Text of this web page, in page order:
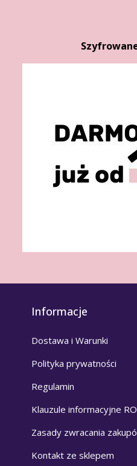
Informacje
Dostawa i Warunki
Polityka prywatności
Regulamin
Klauzule informacyjne
Zasady zwracania
Kontakt ze sklepem